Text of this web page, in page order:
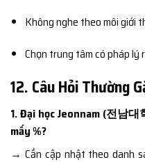
Không nghe theo môi giới
Chọn trung tâm có pháp lý
12. Câu Hỏi Thường
1. Đại học Jeonnam (전남
mấy %?
→ Cần cập nhật theo danh